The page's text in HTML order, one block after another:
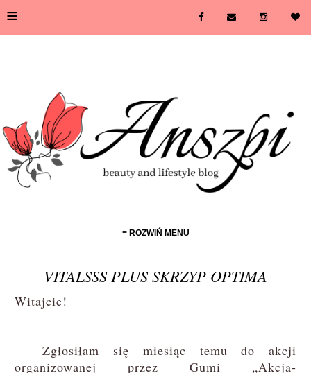
≡
≡ ROZWIŃ MENU
VITALSSS PLUS SKRZYP OPTIMA
Witajcie!
Zgłosiłam się miesiąc temu do akcji
organizowanej przez Gumi „Akcja-